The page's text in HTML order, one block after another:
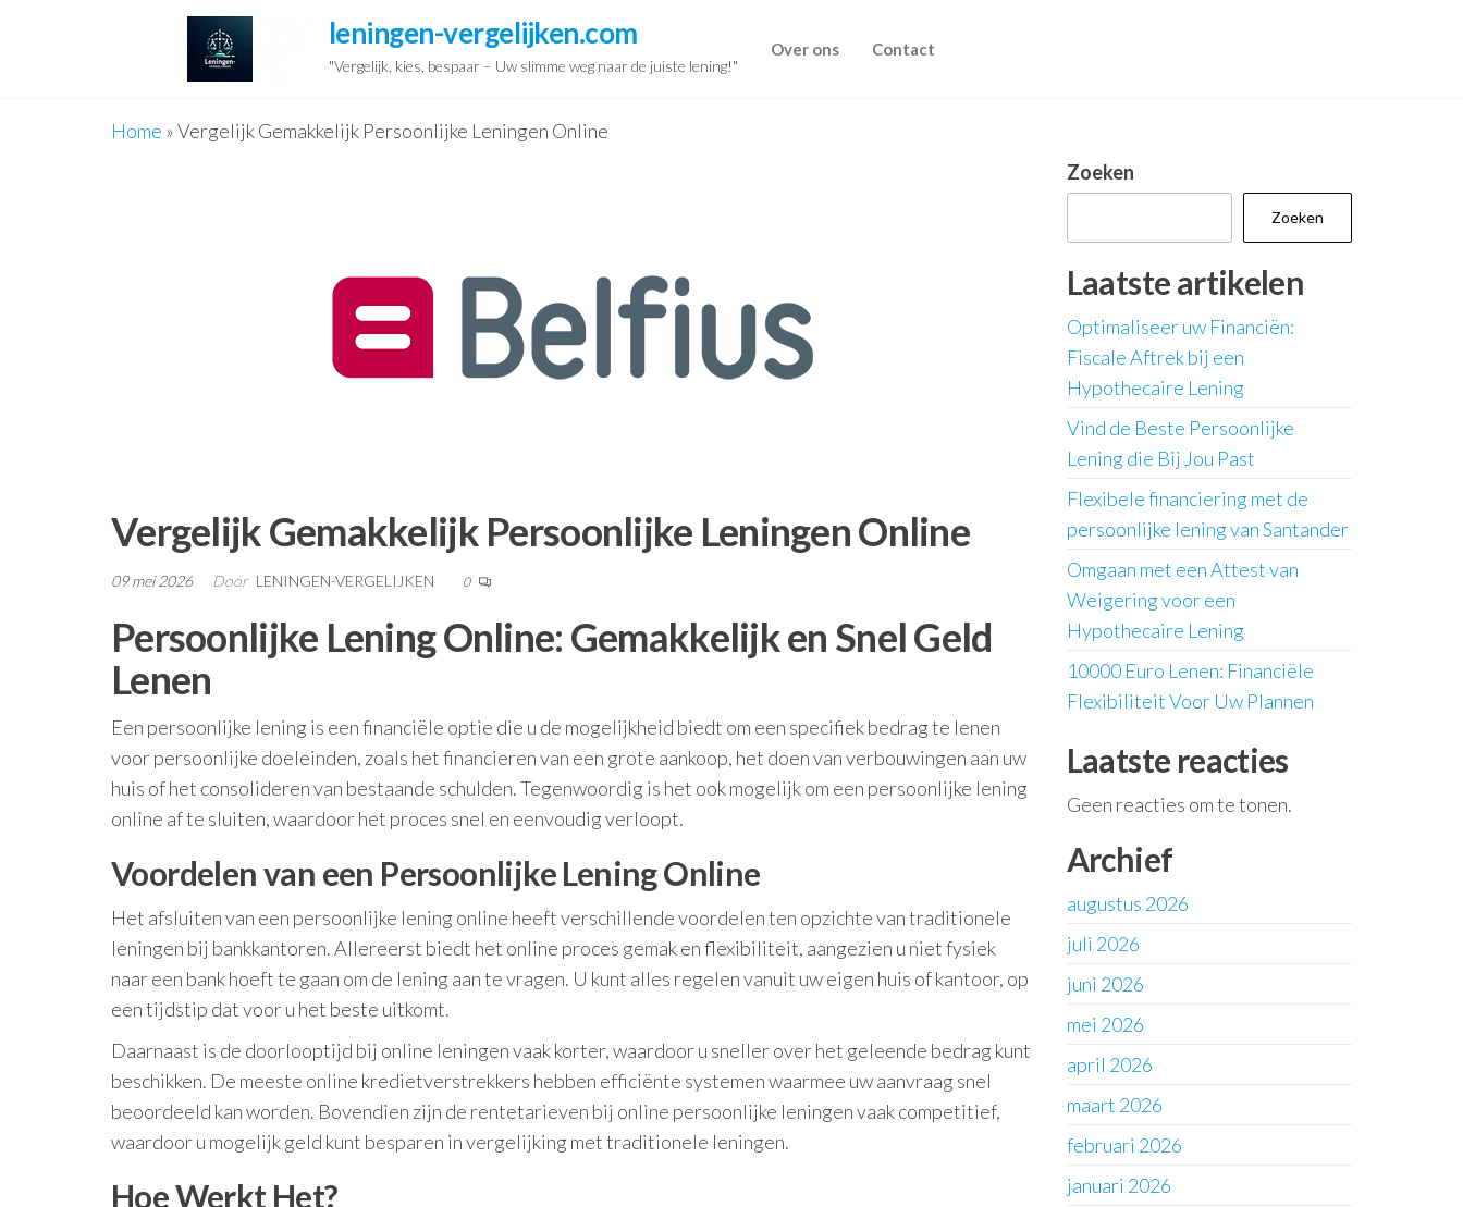
leningen-vergelijken.com
"Vergelijk, kies, bespaar – Uw slimme weg naar de juiste lening!"
Over ons Contact
Home »Vergelijk Gemakkelijk Persoonlijke Leningen Online
Vergelijk Gemakkelijk Persoonlijke Leningen Online
09 mei 2026 Door LENINGEN-VERGELIJKEN 0
Persoonlijke Lening Online: Gemakkelijk en Snel Geld
Lenen
Een persoonlijke lening is een financiële optie die u de mogelijkheid biedt om een specifiek bedrag te lenen
voor persoonlijke doeleinden, zoals het financieren van een grote aankoop, het doen van verbouwingen aan uw
huis of het consolideren van bestaande schulden. Tegenwoordig is het ook mogelijk om een persoonlijke lening
online af te sluiten, waardoor het proces snel en eenvoudig verloopt.
Voordelen van een Persoonlijke Lening Online
Het afsluiten van een persoonlijke lening online heeft verschillende voordelen ten opzichte van traditionele
leningen bij bankkantoren. Allereerst biedt het online proces gemak en flexibiliteit, aangezien u niet fysiek
naar een bank hoeft te gaan om de lening aan te vragen. U kunt alles regelen vanuit uw eigen huis of kantoor, op
een tijdstip dat voor u het beste uitkomt.
Daarnaast is de doorlooptijd bij online leningen vaak korter, waardoor u sneller over het geleende bedrag kunt
beschikken. De meeste online kredietverstrekkers hebben efficiënte systemen waarmee uw aanvraag snel
beoordeeld kan worden. Bovendien zijn de rentetarieven bij online persoonlijke leningen vaak competitief,
waardoor u mogelijk geld kunt besparen in vergelijking met traditionele leningen.
Hoe Werkt Het?
Zoeken
Zoeken
Laatste artikelen
Optimaliseer uw Financiën:
Fiscale Aftrek bij een
Hypothecaire Lening
Vind de Beste Persoonlijke
Lening die Bij Jou Past
Flexibele financiering met de
persoonlijke lening van Santander
Omgaan met een Attest van
Weigering voor een
Hypothecaire Lening
10000 Euro Lenen: Financiële
Flexibiliteit Voor Uw Plannen
Laatste reacties
Geen reacties om te tonen.
Archief
augustus 2026
juli 2026
juni 2026
mei 2026
april 2026
maart 2026
februari 2026
januari 2026